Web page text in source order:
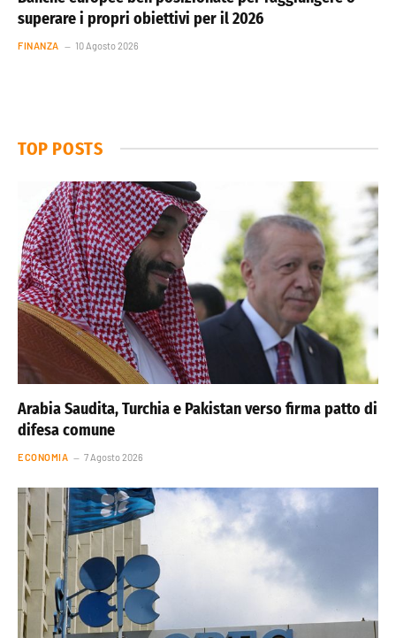
superare i propri obiettivi per il 2026
FINANZA 10 Agosto 2026
TOP POSTS
Arabia Saudita, Turchia e Pakistan verso firma patto di
difesa comune
ECONOMIA 7 Agosto 2026